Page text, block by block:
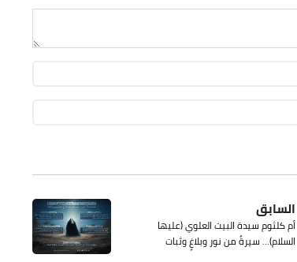
السابق
أم كلثوم سيدة البيت العلوي (عليها
السلام)... سيرةٌ من نور وبلاغٍ وثبات